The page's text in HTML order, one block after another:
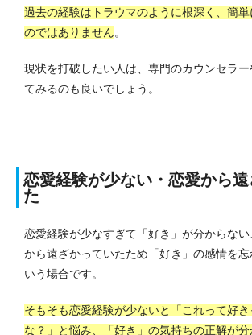
過去の経験はトラウマのように根深く、簡
のではありません。
現状を打破したい人は、専門のカウンセラ
てみるのも良いでしょう。
恋愛経験が少ない・恋愛から
た
恋愛経験が少なすぎて「好き」が分からな
から遠ざかっていたため「好き」の感情を忘
いう場合です。
そもそも恋愛経験が少ないと「これって好
な？」と悩み、「好き」の気持ちの正解が